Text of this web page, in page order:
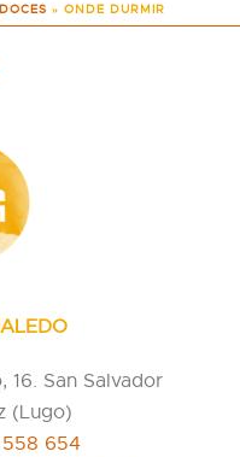
» ONDE DURMIR
16. San Salvador
(Lugo)
654